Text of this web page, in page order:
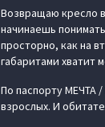
Возвращаю кресло
начинаешь
просторно, как на
габаритами хватит
По паспорту МЕЧТА
взрослых. И